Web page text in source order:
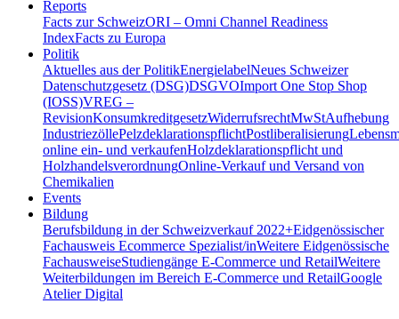
Reports
Facts zur SchweizORI – Omni Channel Readiness
IndexFacts zu Europa
Politik
Aktuelles aus der PolitikEnergielabelNeues Schweizer
Datenschutzgesetz (DSG)DSGVOImport One Stop Shop
(IOSS)VREG –
RevisionKonsumkreditgesetzWiderrufsrechtMwStAufhebung
IndustriezöllePelzdeklarationspflichtPostliberalisierung
online ein- und verkaufenHolzdeklarationspflicht und
HolzhandelsverordnungOnline-Verkauf und Versand von
Chemikalien
Events
Bildung
Berufsbildung in der Schweizverkauf 2022+Eidgenössischer
Fachausweis Ecommerce Spezialist/inWeitere Eidgenössische
FachausweiseStudiengänge E-Commerce und RetailWeitere
Weiterbildungen im Bereich E-Commerce und RetailGoogle
Atelier Digital